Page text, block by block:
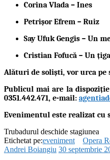
Corina Vlada – Ines
Petrișor Efrem – Ruiz
Say Ufuk Gengis – Un
Cristian Fofucă – Un
Alături de soliști, vor urca pe
Publicul mai are la dispoziție
0351.442.471, e-mail:
Evenimentul este realizat
Trubadurul deschide stagiunea
Etichetat pe:eveniment Opera
Andrei Boiangiu 30 septembrie